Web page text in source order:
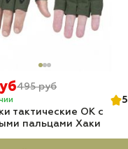
495 руб
5
тактические OK с
пальцами Хаки